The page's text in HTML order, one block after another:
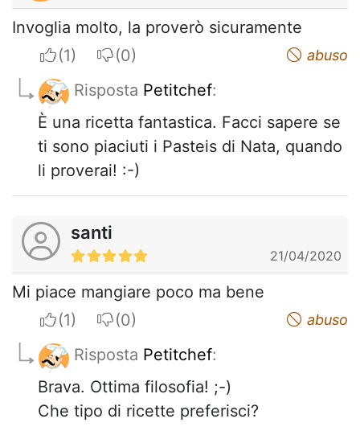
Invoglia molto, la proverò sicuramente
I apreciateI do not appreciate abuso
Risposta Petitchef:
È una ricetta fantastica. Facci sapere se
ti sono piaciuti i Pasteis di Nata, quando
li proverai! :-)
santi
21/04/2020
Mi piace mangiare poco ma bene
I apreciateI do not appreciate abuso
Risposta Petitchef:
Brava. Ottima filosofia! ;-)
Che tipo di ricette preferisci?